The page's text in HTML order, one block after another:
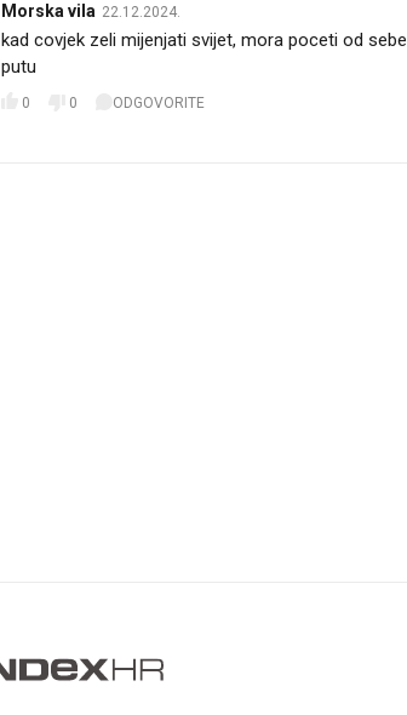
Morska vila 22.12.2024.
kad covjek zeli mijenjati svijet, mora poceti od
putu
0 0 ODGOVORITE